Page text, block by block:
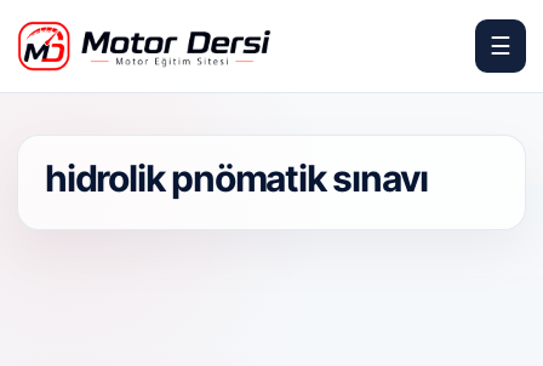
Motor Dersi
☰
hidrolik pnömatik sınavı